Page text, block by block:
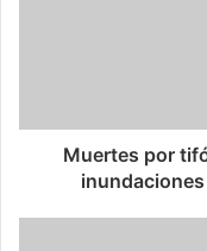
Muertes por